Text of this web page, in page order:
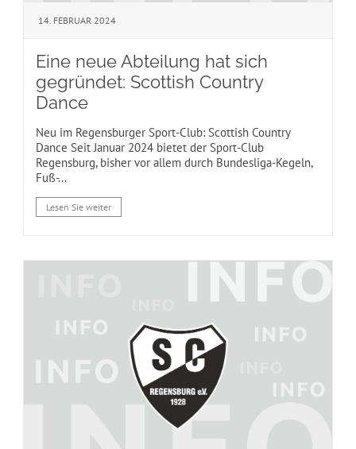
14. FEBRUAR 2024
Eine neue Abteilung hat sich
gegründet: Scottish Country
Dance
Neu im Regensburger Sport-Club: Scottish Country
Dance Seit Januar 2024 bietet der Sport-Club
Regensburg, bisher vor allem durch Bundesliga-Kegeln,
Fuß-...
Lesen Sie weiter